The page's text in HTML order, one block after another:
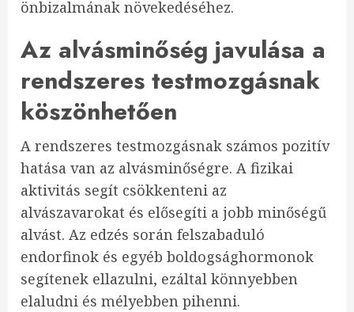
önbizalmának növekedéséhez.
Az alvásminőség javulása a
rendszeres testmozgásnak
köszönhetően
A rendszeres testmozgásnak számos pozitív
hatása van az alvásminőségre. A fizikai
aktivitás segít csökkenteni az
alvászavarokat és elősegíti a jobb minőségű
alvást. Az edzés során felszabaduló
endorfinok és egyéb boldogsághormonok
segítenek ellazulni, ezáltal könnyebben
elaludni és mélyebben pihenni.